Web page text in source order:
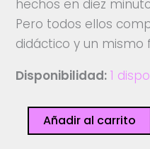
hechos en diez
Pero todos ellos
didáctico y un mismo
Disponibilidad: 1
Papeles
subterráneos
Añadir al carrito